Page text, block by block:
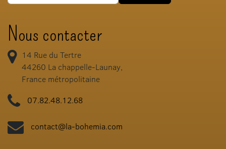
Nous contacter
14 Rue du Tertre
44260 La chappelle-Launay,
France métropolitaine
07.82.48.12.68
contact@la-bohemia.com